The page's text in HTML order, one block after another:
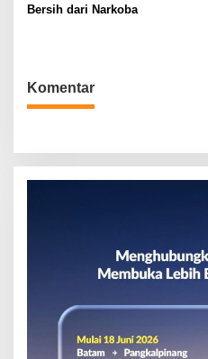
Bersih dari Narkoba
Komentar